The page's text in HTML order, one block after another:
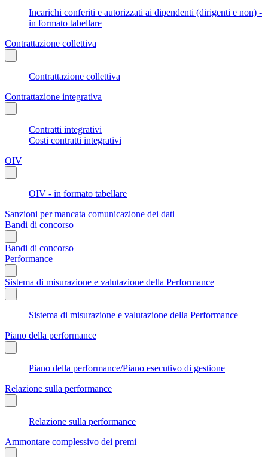
Incarichi conferiti e autorizzati ai dipendenti (dirigenti e non) -
in formato tabellare
Contrattazione collettiva
Contrattazione collettiva
Contrattazione integrativa
Contratti integrativi
Costi contratti integrativi
OIV
OIV - in formato tabellare
Sanzioni per mancata comunicazione dei dati
Bandi di concorso
Bandi di concorso
Performance
Sistema di misurazione e valutazione della Performance
Sistema di misurazione e valutazione della Performance
Piano della performance
Piano della performance/Piano esecutivo di gestione
Relazione sulla performance
Relazione sulla performance
Ammontare complessivo dei premi